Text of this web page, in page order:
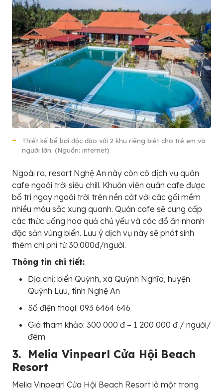
Thiết kế bể bơi độc đáo với 2 khu riêng biệt cho trẻ em và
người lớn. (Nguồn: internet)
Ngoài ra, resort Nghệ An này còn có dịch vụ quán
cafe ngoài trời siêu chill. Khuôn viên quán cafe được
bố trí ngay ngoài trời trên nền cát với các gối mềm
nhiều màu sắc xung quanh. Quán cafe sẽ cung cấp
các thức uống hoa quả chủ yếu và các đồ ăn nhanh
đặc sản vùng biển. Lưu ý dịch vụ này sẽ phát sinh
thêm chi phí từ 30.000đ/người.
Thông tin chi tiết:
Địa chỉ: biển Quỳnh, xã Quỳnh Nghĩa, huyện
Quỳnh Lưu, tỉnh Nghệ An
Số điện thoại: 093 6464 646
Giá tham khảo: 300 000 đ – 1 200 000 đ / người/
đêm
3. Melia Vinpearl Cửa Hội Beach
Resort
Melia Vinpearl Cửa Hội Beach Resort là một trong